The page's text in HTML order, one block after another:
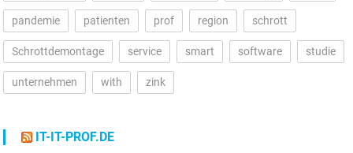
pandemie patienten prof region schrott
Schrottdemontage service smart software studie
unternehmen with zink
IT-IT-PROF.DE